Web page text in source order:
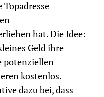
Topadresse
hat. Die Idee:
Geld ihre
potenziellen
kostenlos.
dazu bei, dass